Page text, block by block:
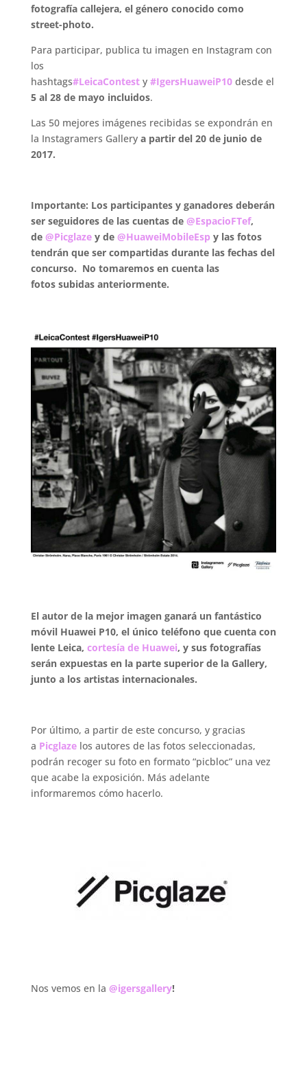
fotografía callejera, el género conocido como
street-photo.
Para participar, publica tu imagen en Instagram con
los
hashtags#LeicaContest y #IgersHuaweiP10 desde el
5 al 28 de mayo incluidos.
Las 50 mejores imágenes recibidas se expondrán en
la Instagramers Gallery a partir del 20 de junio de
2017.
Importante: Los participantes y ganadores deberán
ser seguidores de las cuentas de @EspacioFTef,
de @Picglaze y de @HuaweiMobileEsp y las fotos
tendrán que ser compartidas durante las fechas del
concurso. No tomaremos en cuenta las
fotos subidas anteriormente.
El autor de la mejor imagen ganará un fantástico
móvil Huawei P10, el único teléfono que cuenta con
lente Leica, cortesía de Huawei, y sus fotografías
serán expuestas en la parte superior de la Gallery,
junto a los artistas internacionales.
Por último, a partir de este concurso, y gracias
a Picglazelos autores de las fotos seleccionadas,
podrán recoger su foto en formato “picbloc” una vez
que acabe la exposición. Más adelante
informaremos cómo hacerlo.
Nos vemos en la @igersgallery!